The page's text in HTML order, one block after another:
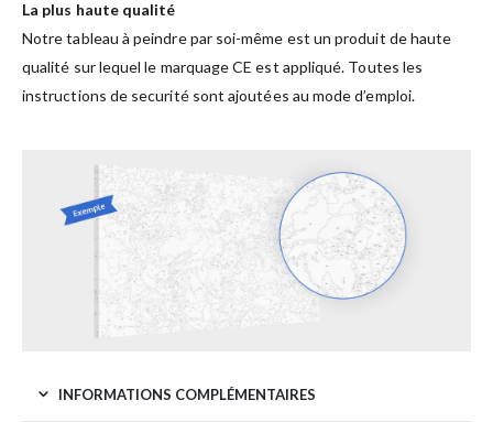
La plus haute qualité
Notre tableau à peindre par soi-même est un produit de haute
qualité sur lequel le marquage CE est appliqué. Toutes les
instructions de securité sont ajoutées au mode d’emploi.
INFORMATIONS COMPLÉMENTAIRES